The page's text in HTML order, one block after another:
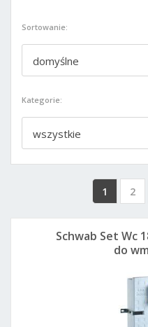
Sortowanie:
domyślne
Kategorie:
wszystkie
1 2
Schwab Set Wc
do